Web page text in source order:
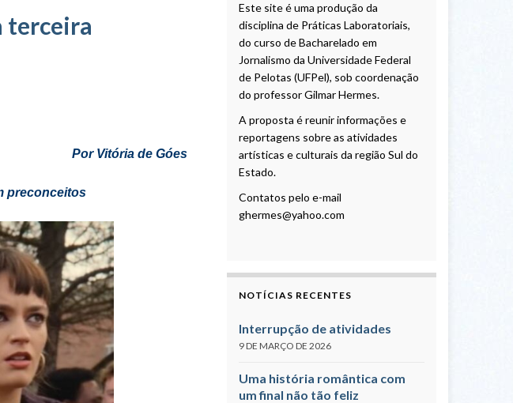
terceira
Por Vitória de Góes
preconceitos
Este site é uma produção da
disciplina de Práticas Laboratoriais,
do curso de Bacharelado em
Jornalismo da Universidade Federal
de Pelotas (UFPel), sob coordenação
do professor Gilmar Hermes.
A proposta é reunir informações e
reportagens sobre as atividades
artísticas e culturais da região Sul do
Estado.
Contatos pelo e-mail
ghermes@yahoo.com
NOTÍCIAS RECENTES
Interrupção de atividades
9 DE MARÇO DE 2026
Uma história romântica com
um final não tão feliz